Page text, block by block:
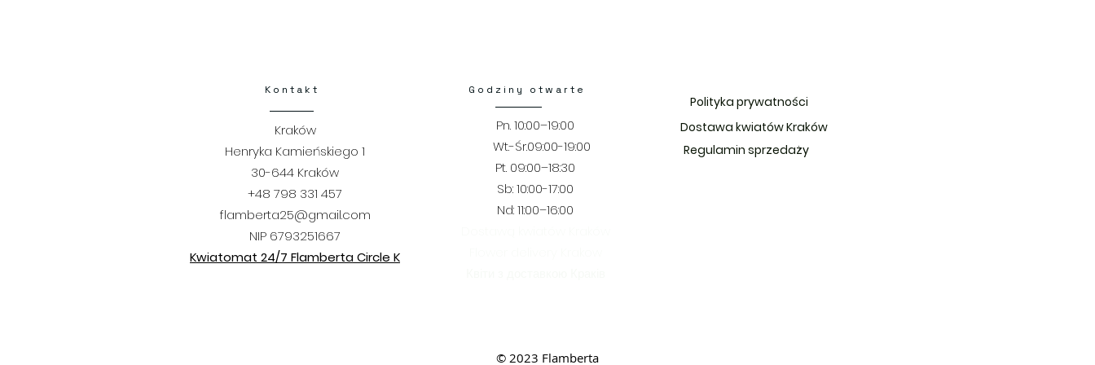
Kontakt Godziny otwarte
Polityka prywatności
Kraków
Henryka Kamieńskiego 1
30-644 Kraków
+48 798 331 457
flamberta25@gmail.com
NIP 6793251667
Kwiatomat 24/7 Flamberta Circle K
Pn. 10:00–19:00
Wt.-Śr.09:00-19:00
Pt. 09:00–18:30
​​Sb: 10:00-17:00
Nd: 11:00–16:00
Dostawa kwiatów Kraków
Regulamin sprzedaży
© 2023 Flamberta